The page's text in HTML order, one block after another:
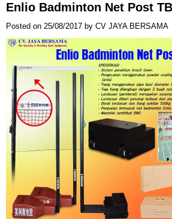
Enlio Badminton Net Post
Posted on 25/08/2017 by CV JAYA BERSAMA